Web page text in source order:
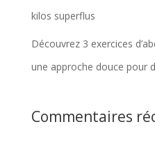
kilos superflus
Découvrez 3 exercices
une approche douce pour
Commentaires